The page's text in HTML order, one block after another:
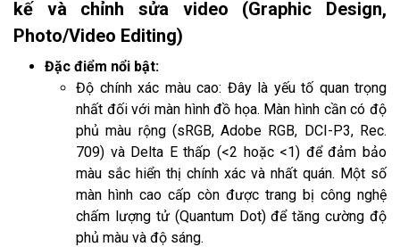
kế và chỉnh sửa video (Graphic Design,
Photo/Video Editing)
Đặc điểm nổi bật:
Độ chính xác màu cao: Đây là yếu tố quan trọng
nhất đối với màn hình đồ họa. Màn hình cần có độ
phủ màu rộng (sRGB, Adobe RGB, DCI-P3, Rec.
709) và Delta E thấp (<2 hoặc <1) để đảm bảo
màu sắc hiển thị chính xác và nhất quán. Một số
màn hình cao cấp còn được trang bị công nghệ
chấm lượng tử (Quantum Dot) để tăng cường độ
phủ màu và độ sáng.